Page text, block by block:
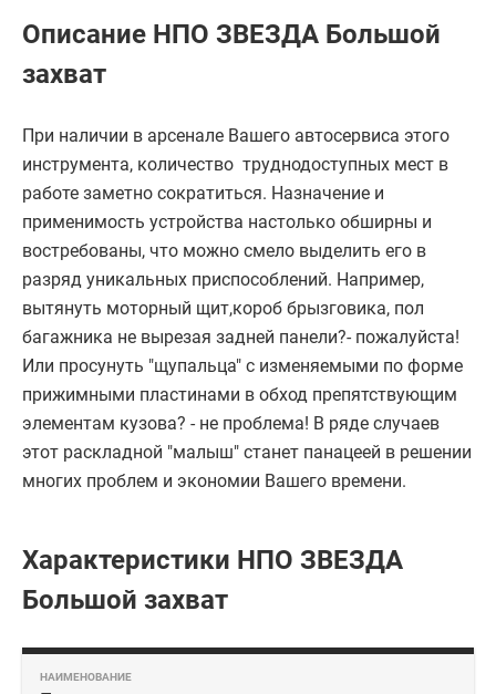
Описание НПО ЗВЕЗДА Большой
захват
При наличии в арсенале Вашего автосервиса этого
инструмента, количество труднодоступных мест в
работе заметно сократиться. Назначение и
применимость устройства настолько обширны и
востребованы, что можно смело выделить его в
разряд уникальных приспособлений. Например,
вытянуть моторный щит,короб брызговика, пол
багажника не вырезая задней панели?- пожалуйста!
Или просунуть "щупальца" с изменяемыми по форме
прижимными пластинами в обход препятствующим
элементам кузова? - не проблема! В ряде случаев
этот раскладной "малыш" станет панацеей в решении
многих проблем и экономии Вашего времени.
Характеристики НПО ЗВЕЗДА
Большой захват